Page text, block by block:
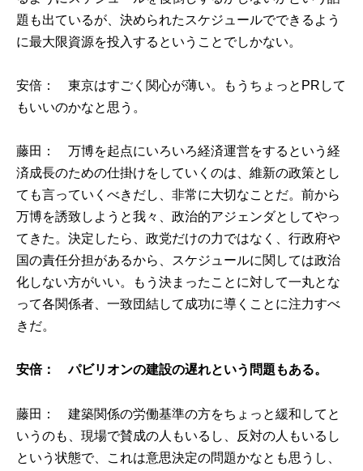
題も出ているが、決められたスケジュールでできるよう
に最大限資源を投入するということでしかない。
安倍： 東京はすごく関心が薄い。もうちょっとPRして
もいいのかなと思う。
藤田： 万博を起点にいろいろ経済運営をするという経
済成長のための仕掛けをしていくのは、維新の政策とし
ても言っていくべきだし、非常に大切なことだ。前から
万博を誘致しようと我々、政治的アジェンダとしてやっ
てきた。決定したら、政党だけの力ではなく、行政府や
国の責任分担があるから、スケジュールに関しては政治
化しない方がいい。もう決まったことに対して一丸とな
って各関係者、一致団結して成功に導くことに注力すべ
きだ。
安倍： パビリオンの建設の遅れという問題もある。
藤田： 建築関係の労働基準の方をちょっと緩和してと
いうのも、現場で賛成の人もいるし、反対の人もいるし
という状態で、これは意思決定の問題かなとも思うし、